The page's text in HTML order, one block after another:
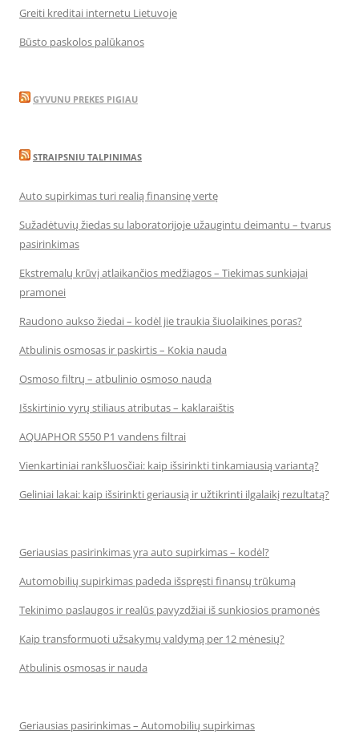
Greiti kreditai internetu Lietuvoje
Būsto paskolos palūkanos
GYVUNU PREKES PIGIAU
STRAIPSNIU TALPINIMAS
Auto supirkimas turi realią finansinę vertę
Sužadėtuvių žiedas su laboratorijoje užaugintu deimantu – tvarus
pasirinkimas
Ekstremalų krūvį atlaikančios medžiagos – Tiekimas sunkiajai
pramonei
Raudono aukso žiedai – kodėl jie traukia šiuolaikines poras?
Atbulinis osmosas ir paskirtis – Kokia nauda
Osmoso filtrų – atbulinio osmoso nauda
Išskirtinio vyrų stiliaus atributas – kaklaraištis
AQUAPHOR S550 P1 vandens filtrai
Vienkartiniai rankšluosčiai: kaip išsirinkti tinkamiausią variantą?
Geliniai lakai: kaip išsirinkti geriausią ir užtikrinti ilgalaikį rezultatą?
Geriausias pasirinkimas yra auto supirkimas – kodėl?
Automobilių supirkimas padeda išspręsti finansų trūkumą
Tekinimo paslaugos ir realūs pavyzdžiai iš sunkiosios pramonės
Kaip transformuoti užsakymų valdymą per 12 mėnesių?
Atbulinis osmosas ir nauda
Geriausias pasirinkimas – Automobilių supirkimas